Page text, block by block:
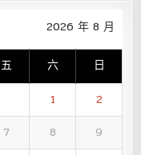
2026 年 8 月
五 六 日
1
2
7 8
9